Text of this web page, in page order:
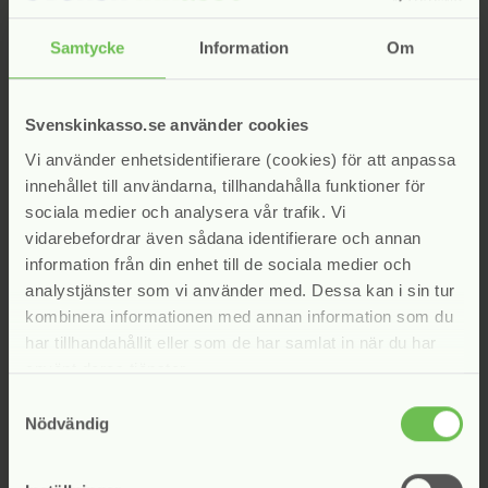
Samtycke Information Om
Svenskinkasso.se använder cookies
Vi använder enhetsidentifierare (cookies) för att anpassa
innehållet till användarna, tillhandahålla funktioner för
sociala medier och analysera vår trafik. Vi
vidarebefordrar även sådana identifierare och annan
information från din enhet till de sociala medier och
analystjänster som vi använder med. Dessa kan i sin tur
kombinera informationen med annan information som du
har tillhandahållit eller som de har samlat in när du har
Nödvändig
markunread_mailbox
Vårens certifieringsutbildning inställd
Flyttas fram till september 2020
markunread_mailbox